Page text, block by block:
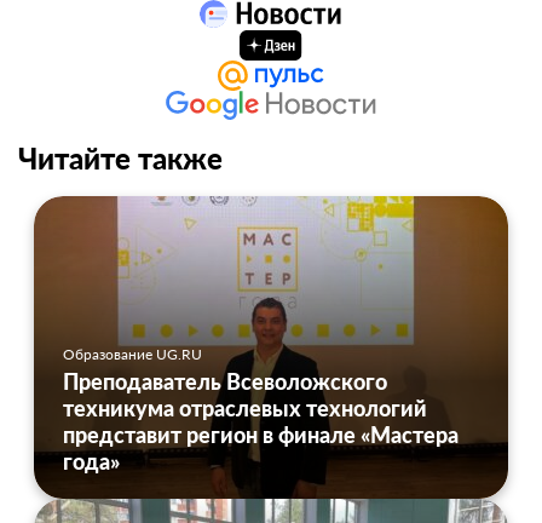
Читайте также
Образование UG.RU
Преподаватель Всеволожского
техникума отраслевых технологий
представит регион в финале «Мастера
года»